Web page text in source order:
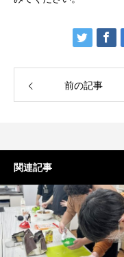
前の記事
関連記事